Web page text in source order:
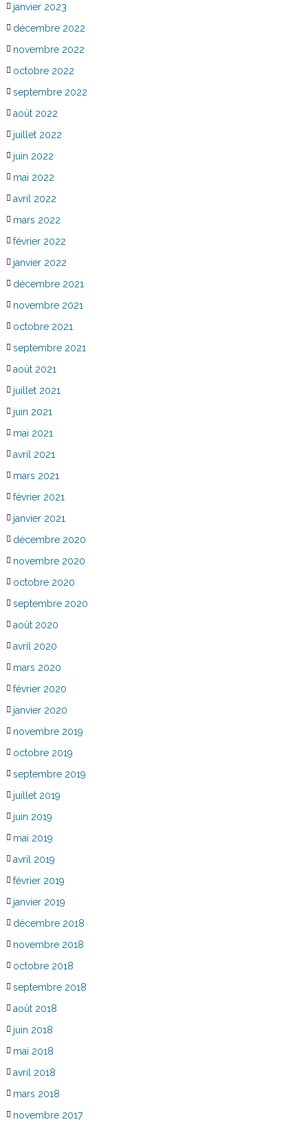
janvier 2023
décembre 2022
novembre 2022
octobre 2022
septembre 2022
août 2022
juillet 2022
juin 2022
mai 2022
avril 2022
mars 2022
février 2022
janvier 2022
décembre 2021
novembre 2021
octobre 2021
septembre 2021
août 2021
juillet 2021
juin 2021
mai 2021
avril 2021
mars 2021
février 2021
janvier 2021
décembre 2020
novembre 2020
octobre 2020
septembre 2020
août 2020
avril 2020
mars 2020
février 2020
janvier 2020
novembre 2019
octobre 2019
septembre 2019
juillet 2019
juin 2019
mai 2019
avril 2019
février 2019
janvier 2019
décembre 2018
novembre 2018
octobre 2018
septembre 2018
août 2018
juin 2018
mai 2018
avril 2018
mars 2018
novembre 2017